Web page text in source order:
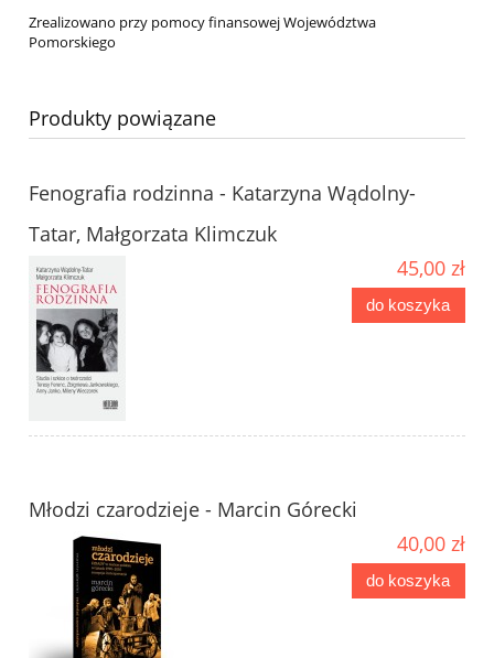
Zrealizowano przy pomocy finansowej Województwa
Pomorskiego
Produkty powiązane
Fenografia rodzinna - Katarzyna Wądolny-
Tatar, Małgorzata Klimczuk
45,00 zł
do koszyka
Młodzi czarodzieje - Marcin Górecki
40,00 zł
do koszyka